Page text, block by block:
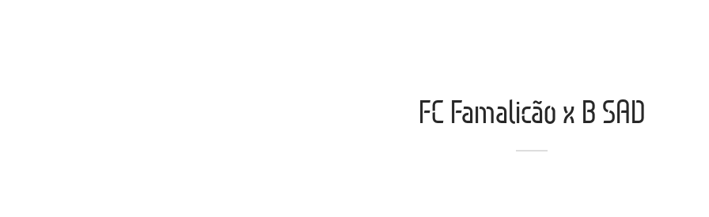
FC Famalicão x B SAD